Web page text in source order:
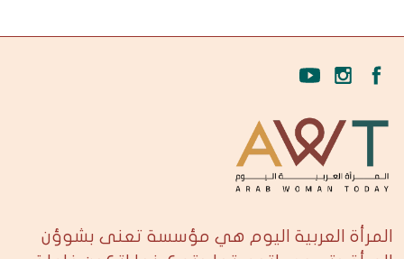
المرأة العربية اليوم هي مؤسسة تعنى بشوؤن